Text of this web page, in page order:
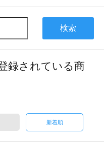
検索
録されている商
新着順